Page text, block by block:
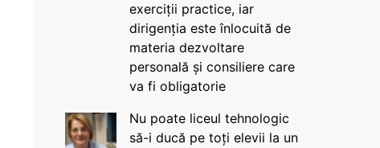
exerciții practice, iar
dirigenția este înlocuită de
materia dezvoltare
personală și consiliere care
va fi obligatorie
Nu poate liceul tehnologic
să-i ducă pe toți elevii la un